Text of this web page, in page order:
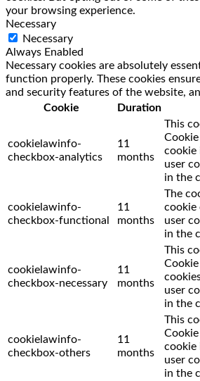
your browsing experience.
Necessary
Necessary
Always Enabled
Necessary cookies are absolutely
function properly. These cookies
and security features of the website,
Cookie
Duration
cookielawinfo-
checkbox-analytics
11
months
This
cookie
user
in the
cookielawinfo-
checkbox-functional
11
months
The
cookie
user
in the
cookielawinfo-
checkbox-necessary
11
months
This
user
in the
cookielawinfo-
checkbox-others
11
months
This
cookie
user
in the